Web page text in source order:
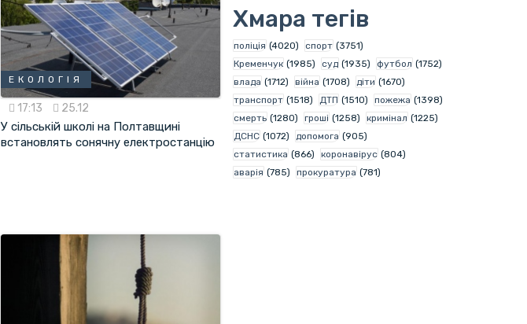
ЕКОЛОГІЯ
17:13 25.12
У сільській школі на Полтавщині
встановлять сонячну електростанцію
Хмара тегів
поліція (4020) спорт (3751)
Кременчук (1985) суд (1935) футбол (1752)
влада (1712) війна (1708) діти (1670)
транспорт (1518) ДТП (1510) пожежа (1398)
смерть (1280) гроші (1258) кримінал (1225)
ДСНС (1072) допомога (905)
статистика (866) коронавірус (804)
аварія (785) прокуратура (781)